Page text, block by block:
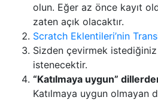
olun. Eğer az önce kayıt
zaten açık olacaktır.
Scratch Eklentileri’nin
Sizden çevirmek
istenecektir.
“Katılmaya uygun”
Katılmaya uygun olmayan